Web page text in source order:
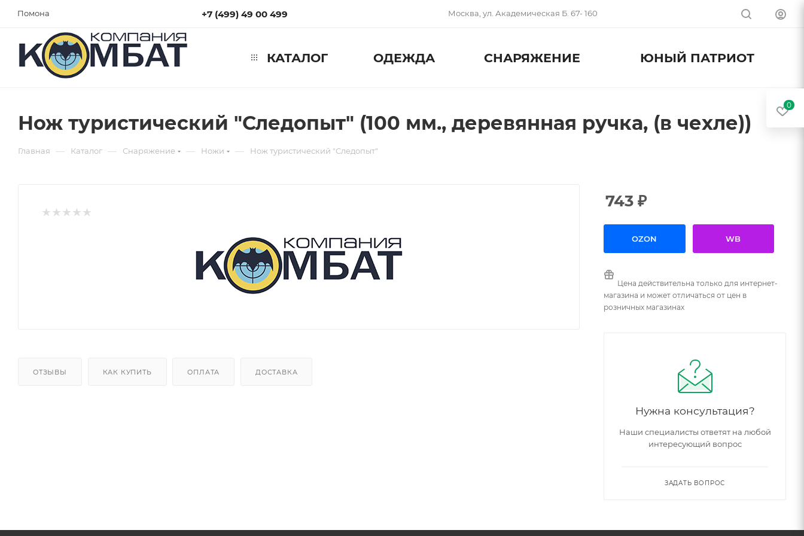
Помона +7 (499) 49 00 499 Москва, ул. Академическая Б. 67- 160
КАТАЛОГ ОДЕЖДА СНАРЯЖЕНИЕ ЮНЫЙ ПАТРИОТ
Нож туристический "Следопыт" (100 мм., деревянная ручка, (в чехле))
Главная — Каталог — Снаряжение — Ножи — Нож туристический "Следопыт"
ОТЗЫВЫ КАК КУПИТЬ ОПЛАТА ДОСТАВКА
743 ₽
OZON WB
Цена действительна только для интернет-
магазина и может отличаться от цен в
розничных магазинах
Нужна консультация?
Наши специалисты ответят на любой
интересующий вопрос
ЗАДАТЬ ВОПРОС
0